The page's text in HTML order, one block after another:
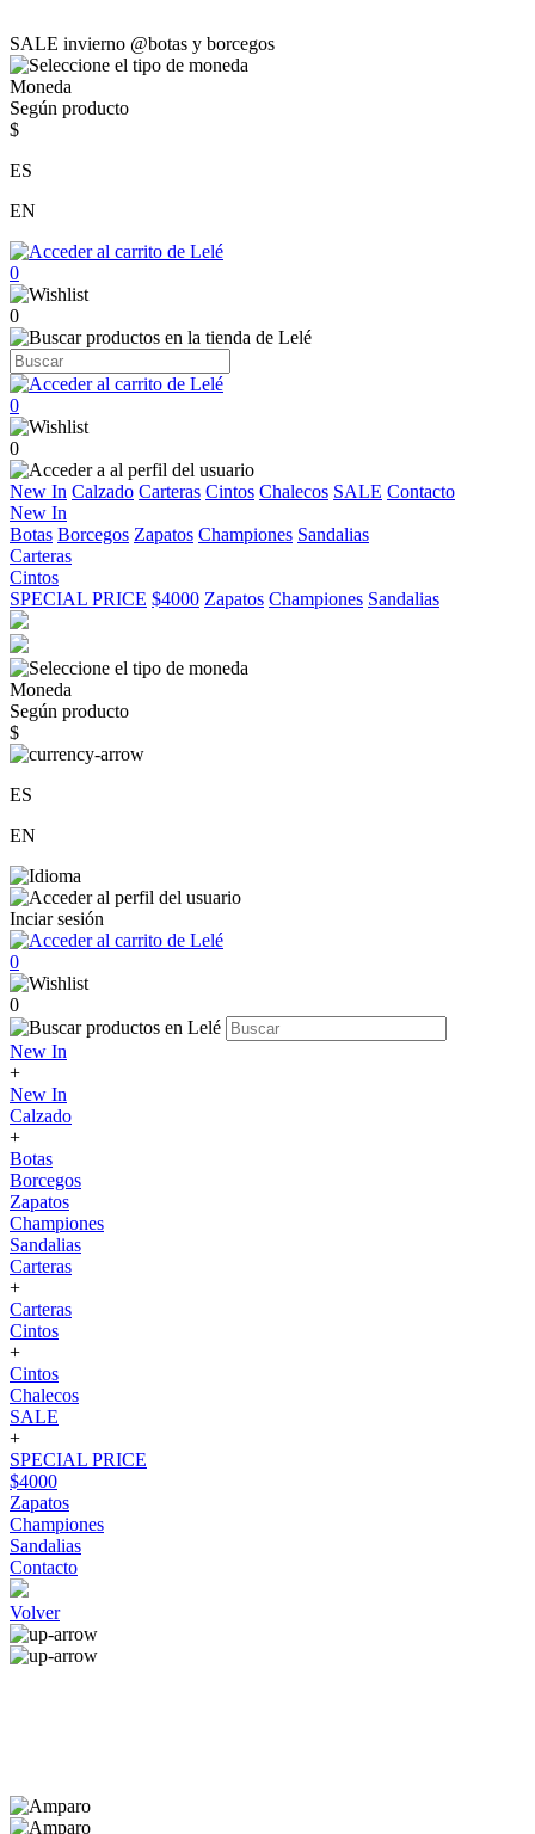
SALE invierno @botas y borcegos
Moneda
Según producto
$
ES
EN
0
0
0
0
New In Calzado Carteras Cintos Chalecos SALE Contacto
New In
Botas Borcegos Zapatos Championes Sandalias
Carteras
Cintos
SPECIAL PRICE $4000 Zapatos Championes Sandalias
Moneda
Según producto
$
ES
EN
Inciar sesión
0
0
New In
+
New In
Calzado
+
Botas
Borcegos
Zapatos
Championes
Sandalias
Carteras
+
Carteras
Cintos
+
Cintos
Chalecos
SALE
+
SPECIAL PRICE
$4000
Zapatos
Championes
Sandalias
Contacto
Volver